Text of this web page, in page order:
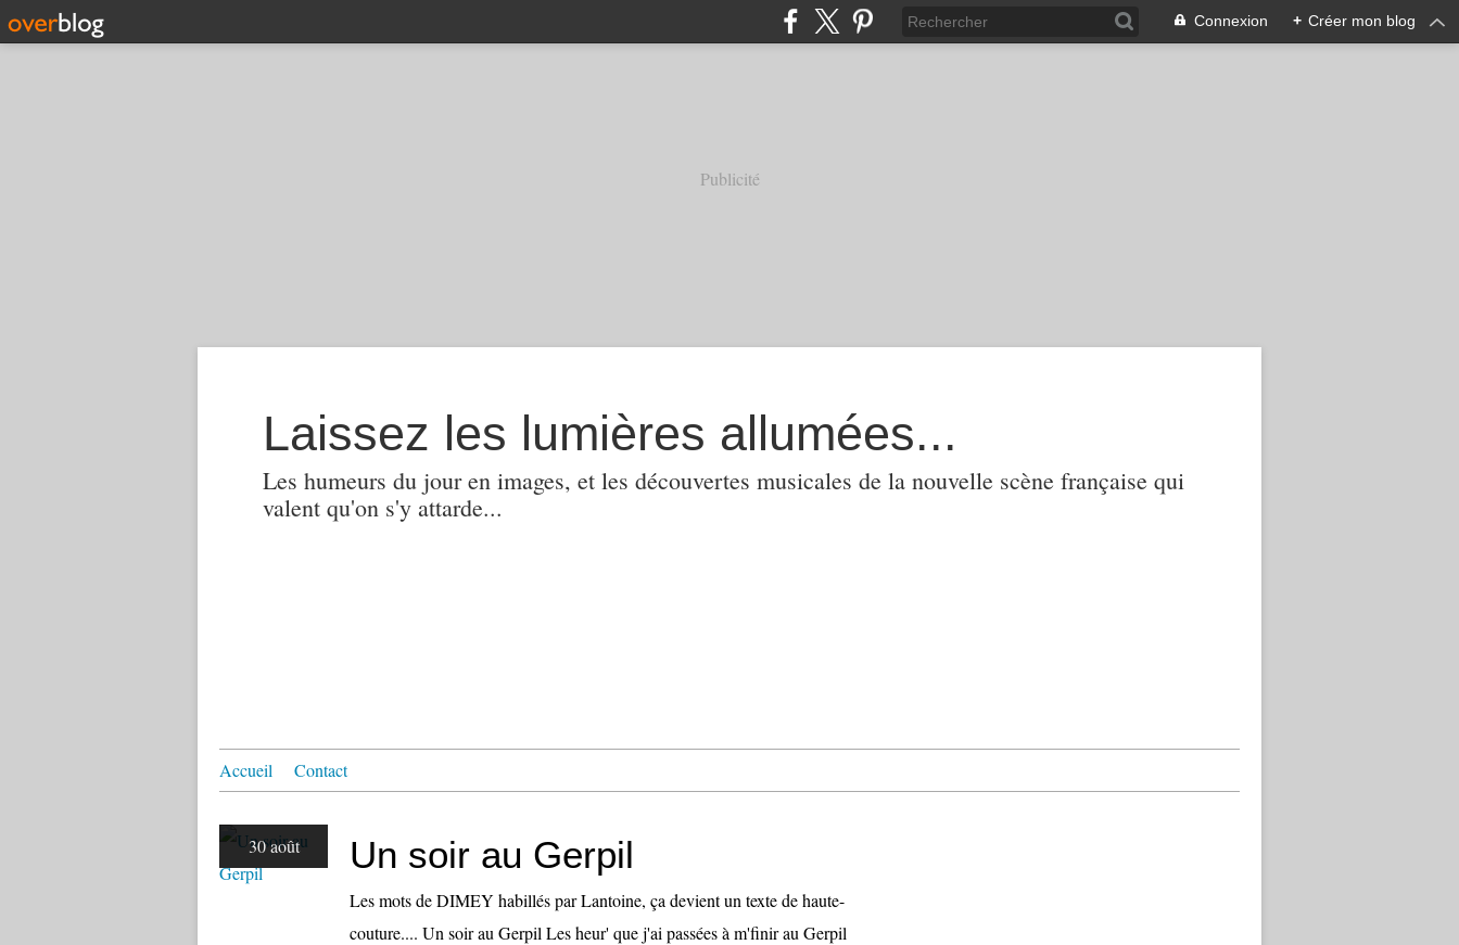
Connexion + Créer mon blog
Publicité
Laissez les lumières allumées...
Les humeurs du jour en images, et les découvertes musicales de la nouvelle scène française qui
valent qu'on s'y attarde...
Accueil Contact
30 août Un soir au Gerpil
Les mots de DIMEY habillés par Lantoine, ça devient un texte de haute-
couture.... Un soir au Gerpil Les heur' que j'ai passées à m'finir au Gerpil